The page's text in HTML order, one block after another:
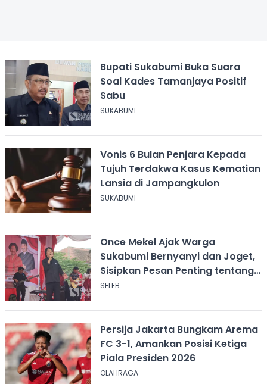
Bupati Sukabumi Buka Suara
Soal Kades Tamanjaya Positif
Sabu
SUKABUMI
Vonis 6 Bulan Penjara Kepada
Tujuh Terdakwa Kasus Kematian
Lansia di Jampangkulon
SUKABUMI
Once Mekel Ajak Warga
Sukabumi Bernyanyi dan Joget,
Sisipkan Pesan Penting tentang
ASI
SELEB
Persija Jakarta Bungkam Arema
FC 3-1, Amankan Posisi Ketiga
Piala Presiden 2026
OLAHRAGA